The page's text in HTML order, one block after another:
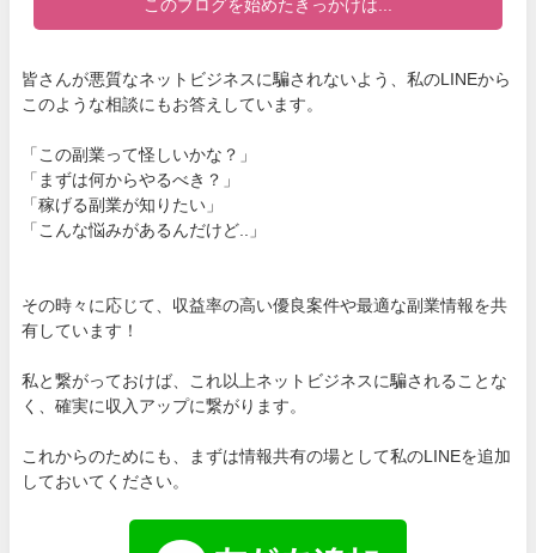
このブログを始めたきっかけは...
皆さんが悪質なネットビジネスに騙されないよう、私のLINEから
このような相談にもお答えしています。
「この副業って怪しいかな？」
「まずは何からやるべき？」
「稼げる副業が知りたい」
「こんな悩みがあるんだけど..」
その時々に応じて、収益率の高い優良案件や最適な副業情報を共
有しています！
私と繋がっておけば、これ以上ネットビジネスに騙されることな
く、確実に収入アップに繋がります。
これからのためにも、まずは情報共有の場として私のLINEを追加
しておいてください。